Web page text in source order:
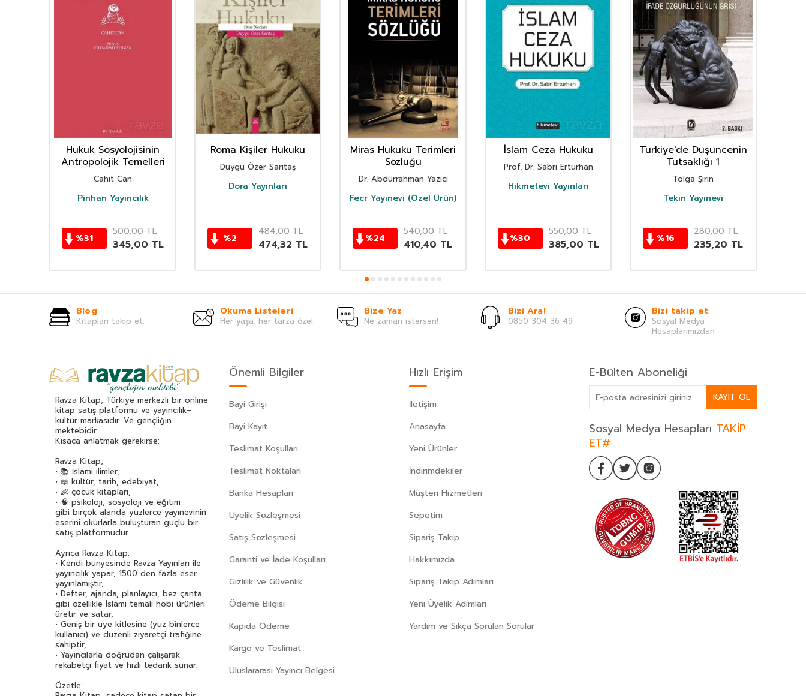
Hukuk Sosyolojisinin
Antropolojik Temelleri
Cahit Can
Pinhan Yayıncılık
%31
500,00TL
345,00 TL
Roma Kişiler Hukuku
Duygu Özer Sarıtaş
Dora Yayınları
%2
484,00TL
474,32 TL
Miras Hukuku Terimleri
Sözlüğü
Dr. Abdurrahman Yazıcı
Fecr Yayınevi (Özel Ürün)
%24
540,00TL
410,40 TL
İslam Ceza Hukuku
Prof. Dr. Sabri Erturhan
Hikmetevi Yayınları
%30
550,00TL
385,00 TL
Türkiye'de Düşüncenin
Tutsaklığı 1
Tolga Şirin
Tekin Yayınevi
%16
280,00TL
235,20 TL
Blog
Kitapları takip et.
Okuma Listeleri
Her yaşa, her tarza özel.
Bize Yaz
Ne zaman istersen!
Bizi Ara!
0850 304 36 49
Bizi takip et
Sosyal Medya
Hesaplarımızdan
Ravza Kitap, Türkiye merkezli bir online
kitap satış platformu ve yayıncılık–
kültür markasıdır. Ve gençliğin
mektebidir.
Kısaca anlatmak gerekirse:
Ravza Kitap;
• 📚 İslami ilimler,
• 📖 kültür, tarih, edebiyat,
• 👶 çocuk kitapları,
• 🧠 psikoloji, sosyoloji ve eğitim
gibi birçok alanda yüzlerce yayınevinin
eserini okurlarla buluşturan güçlü bir
satış platformudur.
Ayrıca Ravza Kitap:
• Kendi bünyesinde Ravza Yayınları ile
yayıncılık yapar, 1500 den fazla eser
yayınlamıştır,
• Defter, ajanda, planlayıcı, bez çanta
gibi özellikle İslami temalı hobi ürünleri
üretir ve satar,
• Geniş bir üye kitlesine (yüz binlerce
kullanıcı) ve düzenli ziyaretçi trafiğine
sahiptir,
• Yayıncılarla doğrudan çalışarak
rekabetçi fiyat ve hızlı tedarik sunar.
Özetle:
Önemli Bilgiler
Bayi Girişi
Bayi Kayıt
Teslimat Koşulları
Teslimat Noktaları
Banka Hesapları
Üyelik Sözleşmesi
Satış Sözleşmesi
Garanti ve İade Koşulları
Gizlilik ve Güvenlik
Ödeme Bilgisi
Kapıda Ödeme
Kargo ve Teslimat
Uluslararası Yayıncı Belgesi
Hızlı Erişim
İletişim
Anasayfa
Yeni Ürünler
İndirimdekiler
Müşteri Hizmetleri
Sepetim
Sipariş Takip
Hakkımızda
Sipariş Takip Adımları
Yeni Üyelik Adımları
Yardım ve Sıkça Sorulan Sorular
E-Bülten Aboneliği
KAYIT OL
Sosyal Medya Hesapları TAKİP
ET#